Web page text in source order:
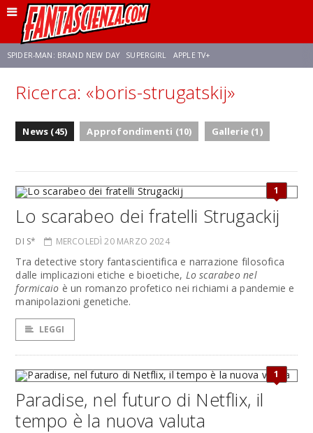
SPIDER-MAN: BRAND NEW DAY SUPERGIRL APPLE TV+
FRANCO RICCIARDIELLO ZENDAYA STAR TREK AVENGERS: DOOMSDAY
Ricerca: «boris-strugatskij»
News (45) Approfondimenti (10) Gallerie (1)
1
Lo scarabeo dei fratelli Strugackij
DI S* MERCOLEDÌ 20 MARZO 2024
Tra detective story fantascientifica e narrazione filosofica
dalle implicazioni etiche e bioetiche, Lo scarabeo nel
formicaio è un romanzo profetico nei richiami a pandemie e
manipolazioni genetiche.
LEGGI
1
Paradise, nel futuro di Netflix, il
tempo è la nuova valuta